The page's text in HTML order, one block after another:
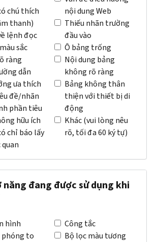
chú thích
thanh)
lệnh đọc
sắc
ràng
dẫn
ưa thích
đề/nhãn
phần tiêu
hữu ích
chỉ báo lấy
nội dung Web
Thiếu nhãn trường
đầu vào
Ô bảng trống
Nội dung bảng
không rõ ràng
Bảng không thân
thiện với thiết bị di
động
Khác (vui lòng nêu
rõ, tối đa 60 ký tự)
đang được sử dụng khi
hình
phóng to
Công tắc
Bộ lọc màu tương